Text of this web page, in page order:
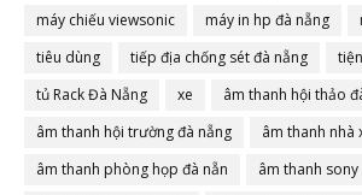
máy chiếu viewsonic
máy in hp đà nẵng
tiêu dùng
tiếp địa chống sét đà nẵng
tủ Rack Đà Nẵng
xe
âm thanh hội thảo
âm thanh hội trường đà nẵng
âm thanh nhà
âm thanh phòng họp đà nẵn
âm thanh sony